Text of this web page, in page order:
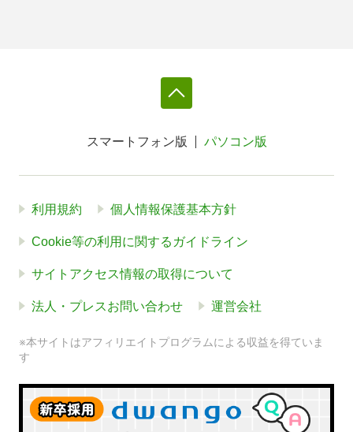
スマートフォン版 パソコン版
利用規約 個人情報保護基本方針
Cookie等の利用に関するガイドライン
サイトアクセス情報の取得について
法人・プレスお問い合わせ 運営会社
※本サイトはアフィリエイトプログラムによる収益を得ていま
す